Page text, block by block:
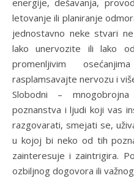
energije, dešavanja,
letovanje ili planiranje
jednostavno neke stvari
lako unervozite ili lako
promenljivim
rasplamsavajte nervozu i
Slobodni –
poznanstva i ljudi koji vas
razgovarati, smejati se,
u kojoj bi neko od tih
zainteresuje i zaintrigira.
ozbiljnog dogovora ili